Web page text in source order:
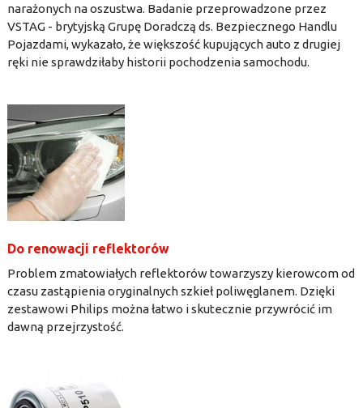
narażonych na oszustwa. Badanie przeprowadzone przez
VSTAG - brytyjską Grupę Doradczą ds. Bezpiecznego Handlu
Pojazdami, wykazało, że większość kupujących auto z drugiej
ręki nie sprawdziłaby historii pochodzenia samochodu.
Do renowacji reflektorów
Problem zmatowiałych reflektorów towarzyszy kierowcom od
czasu zastąpienia oryginalnych szkieł poliwęglanem. Dzięki
zestawowi Philips można łatwo i skutecznie przywrócić im
dawną przejrzystość.